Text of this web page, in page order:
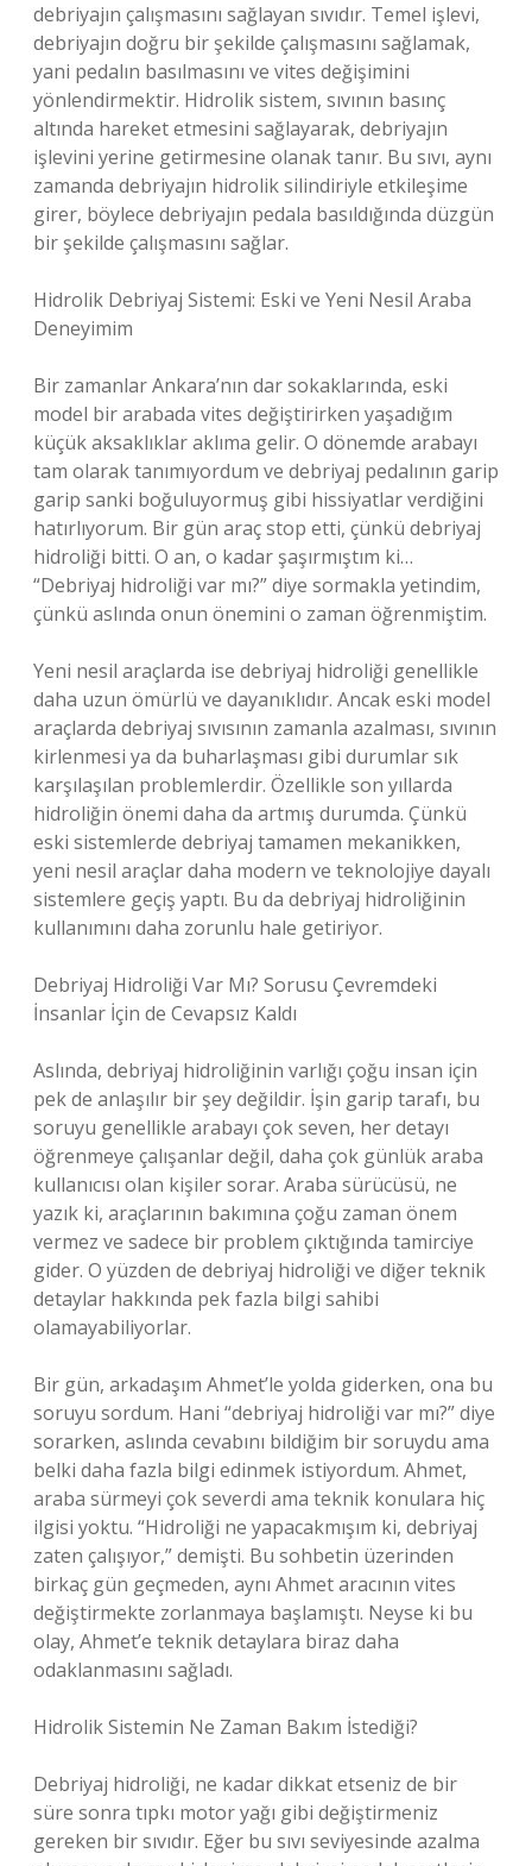
debriyajın çalışmasını sağlayan sıvıdır. Temel işlevi,
debriyajın doğru bir şekilde çalışmasını sağlamak,
yani pedalın basılmasını ve vites değişimini
yönlendirmektir. Hidrolik sistem, sıvının basınç
altında hareket etmesini sağlayarak, debriyajın
işlevini yerine getirmesine olanak tanır. Bu sıvı, aynı
zamanda debriyajın hidrolik silindiriyle etkileşime
girer, böylece debriyajın pedala basıldığında düzgün
bir şekilde çalışmasını sağlar.
Hidrolik Debriyaj Sistemi: Eski ve Yeni Nesil Araba
Deneyimim
Bir zamanlar Ankara’nın dar sokaklarında, eski
model bir arabada vites değiştirirken yaşadığım
küçük aksaklıklar aklıma gelir. O dönemde arabayı
tam olarak tanımıyordum ve debriyaj pedalının garip
garip sanki boğuluyormuş gibi hissiyatlar verdiğini
hatırlıyorum. Bir gün araç stop etti, çünkü debriyaj
hidroliği bitti. O an, o kadar şaşırmıştım ki…
“Debriyaj hidroliği var mı?” diye sormakla yetindim,
çünkü aslında onun önemini o zaman öğrenmiştim.
Yeni nesil araçlarda ise debriyaj hidroliği genellikle
daha uzun ömürlü ve dayanıklıdır. Ancak eski model
araçlarda debriyaj sıvısının zamanla azalması, sıvının
kirlenmesi ya da buharlaşması gibi durumlar sık
karşılaşılan problemlerdir. Özellikle son yıllarda
hidroliğin önemi daha da artmış durumda. Çünkü
eski sistemlerde debriyaj tamamen mekanikken,
yeni nesil araçlar daha modern ve teknolojiye dayalı
sistemlere geçiş yaptı. Bu da debriyaj hidroliğinin
kullanımını daha zorunlu hale getiriyor.
Debriyaj Hidroliği Var Mı? Sorusu Çevremdeki
İnsanlar İçin de Cevapsız Kaldı
Aslında, debriyaj hidroliğinin varlığı çoğu insan için
pek de anlaşılır bir şey değildir. İşin garip tarafı, bu
soruyu genellikle arabayı çok seven, her detayı
öğrenmeye çalışanlar değil, daha çok günlük araba
kullanıcısı olan kişiler sorar. Araba sürücüsü, ne
yazık ki, araçlarının bakımına çoğu zaman önem
vermez ve sadece bir problem çıktığında tamirciye
gider. O yüzden de debriyaj hidroliği ve diğer teknik
detaylar hakkında pek fazla bilgi sahibi
olamayabiliyorlar.
Bir gün, arkadaşım Ahmet’le yolda giderken, ona bu
soruyu sordum. Hani “debriyaj hidroliği var mı?” diye
sorarken, aslında cevabını bildiğim bir soruydu ama
belki daha fazla bilgi edinmek istiyordum. Ahmet,
araba sürmeyi çok severdi ama teknik konulara hiç
ilgisi yoktu. “Hidroliği ne yapacakmışım ki, debriyaj
zaten çalışıyor,” demişti. Bu sohbetin üzerinden
birkaç gün geçmeden, aynı Ahmet aracının vites
değiştirmekte zorlanmaya başlamıştı. Neyse ki bu
olay, Ahmet’e teknik detaylara biraz daha
odaklanmasını sağladı.
Hidrolik Sistemin Ne Zaman Bakım İstediği?
Debriyaj hidroliği, ne kadar dikkat etseniz de bir
süre sonra tıpkı motor yağı gibi değiştirmeniz
gereken bir sıvıdır. Eğer bu sıvı seviyesinde azalma